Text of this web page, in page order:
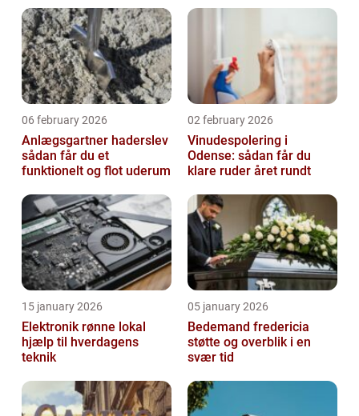
06 february 2026
Anlægsgartner haderslev
sådan får du et
funktionelt og flot uderum
02 february 2026
Vinudespolering i
Odense: sådan får du
klare ruder året rundt
15 january 2026
Elektronik rønne lokal
hjælp til hverdagens
teknik
05 january 2026
Bedemand fredericia
støtte og overblik i en
svær tid